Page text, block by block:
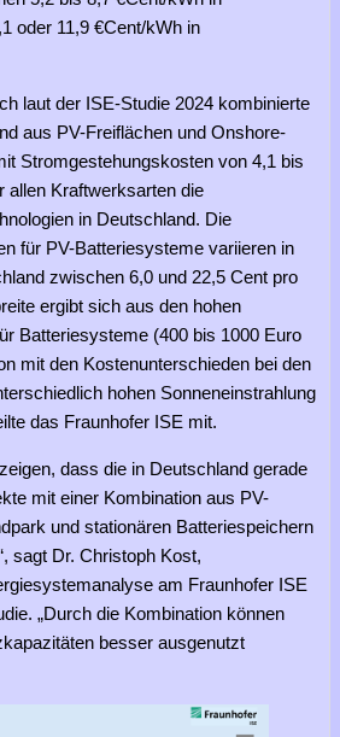
oder 11,9 €Cent/kWh in
laut der ISE-Studie 2024 kombinierte
aus PV-Freiflächen und Onshore-
Stromgestehungskosten von 4,1 bis
allen Kraftwerksarten die
in Deutschland. Die
für PV-Batteriesysteme variieren in
zwischen 6,0 und 22,5 Cent pro
ergibt sich aus den hohen
Batteriesysteme (400 bis 1000 Euro
mit den Kostenunterschieden bei den
hohen Sonneneinstrahlung
das Fraunhofer ISE mit.
dass die in Deutschland gerade
mit einer Kombination aus PV-
und stationären Batteriespeichern
sagt Dr. Christoph Kost,
am Fraunhofer ISE
„Durch die Kombination können
besser ausgenutzt